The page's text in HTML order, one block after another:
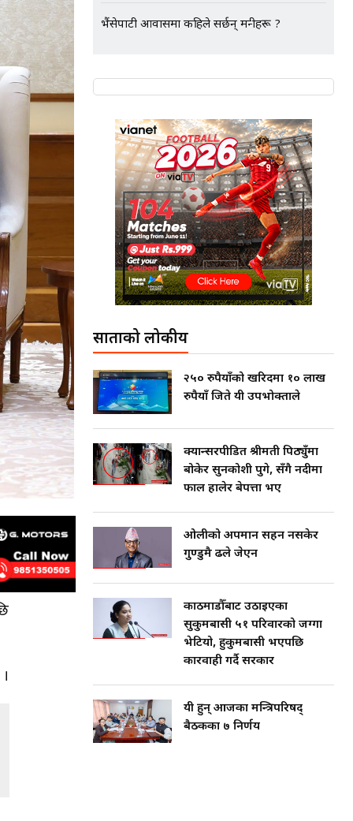
भैंसेपाटी आवासमा कहिले सर्छन् मन्त्रीहरू ?
साताको लोकप्रीय
२५० रुपैयाँको खरिदमा १० लाख
रुपैयाँ जिते यी उपभोक्ताले
क्यान्सरपीडित श्रीमती पिठ्युँमा
बोकेर सुनकोशी पुगे, सँगै नदीमा
फाल हालेर बेपत्ता भए
ओलीको अपमान सहन नसकेर
गुण्डुमै ढले जेएन
काठमाडौँबाट उठाइएका
सुकुमबासी ५१ परिवारको जग्गा
भेटियो, हुकुमबासी भएपछि
कारवाही गर्दै सरकार
यी हुन् आजका मन्त्रिपरिषद्
बैठकका ७ निर्णय